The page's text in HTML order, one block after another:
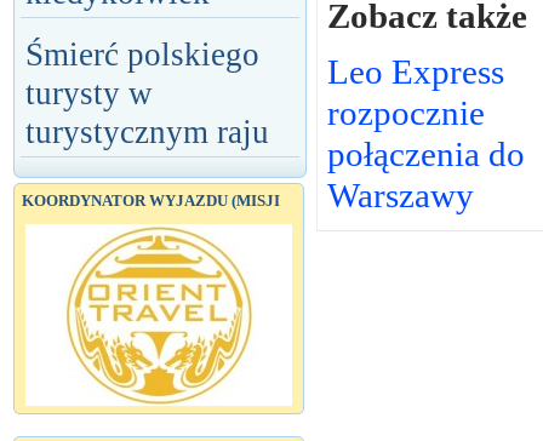
Śmierć polskiego
turysty w
turystycznym raju
KOORDYNATOR WYJAZDU (MISJI
Zobacz także
Leo Express
rozpocznie
połączenia do
Warszawy